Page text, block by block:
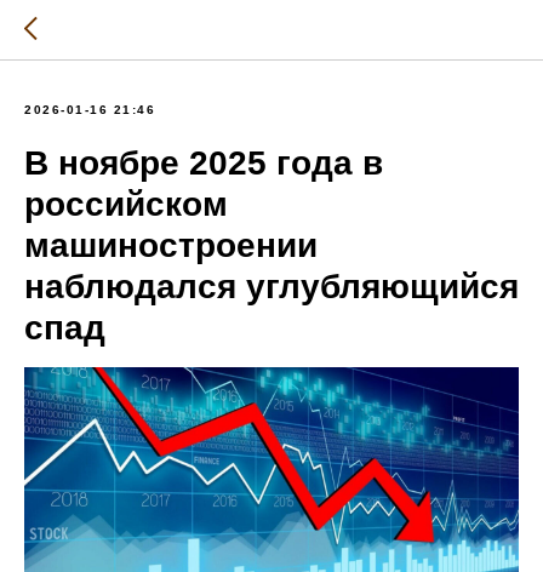
2026-01-16 21:46
В ноябре 2025 года в
российском
машиностроении
наблюдался углубляющийся
спад